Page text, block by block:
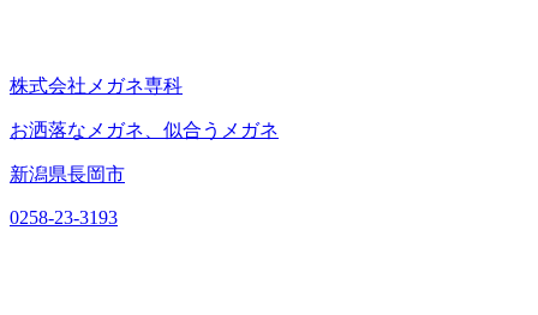
株式会社メガネ専科
お洒落なメガネ、似合うメガネ
新潟県長岡市
0258-23-3193